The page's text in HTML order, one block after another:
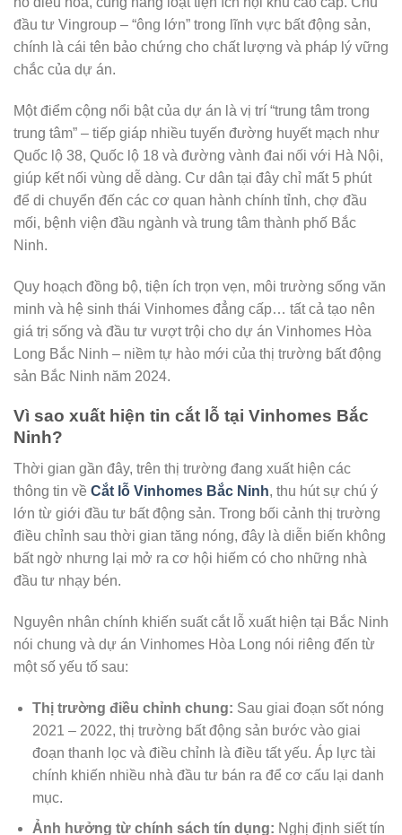
đầu tư Vingroup – “ông lớn” trong lĩnh vực bất động sản,
chính là cái tên bảo chứng cho chất lượng và pháp lý vững
chắc của dự án.
Một điểm cộng nổi bật của dự án là vị trí “trung tâm trong
trung tâm” – tiếp giáp nhiều tuyến đường huyết mạch như
Quốc lộ 38, Quốc lộ 18 và đường vành đai nối với Hà Nội,
giúp kết nối vùng dễ dàng. Cư dân tại đây chỉ mất 5 phút
để di chuyển đến các cơ quan hành chính tỉnh, chợ đầu
mối, bệnh viện đầu ngành và trung tâm thành phố Bắc
Ninh.
Quy hoạch đồng bộ, tiện ích trọn vẹn, môi trường sống văn
minh và hệ sinh thái Vinhomes đẳng cấp… tất cả tạo nên
giá trị sống và đầu tư vượt trội cho dự án Vinhomes Hòa
Long Bắc Ninh – niềm tự hào mới của thị trường bất động
sản Bắc Ninh năm 2024.
Vì sao xuất hiện tin cắt lỗ tại Vinhomes Bắc
Ninh?
Thời gian gần đây, trên thị trường đang xuất hiện các
thông tin về Cắt lỗ Vinhomes Bắc Ninh, thu hút sự chú ý
lớn từ giới đầu tư bất động sản. Trong bối cảnh thị trường
điều chỉnh sau thời gian tăng nóng, đây là diễn biến không
bất ngờ nhưng lại mở ra cơ hội hiếm có cho những nhà
đầu tư nhạy bén.
Nguyên nhân chính khiến suất cắt lỗ xuất hiện tại Bắc Ninh
nói chung và dự án Vinhomes Hòa Long nói riêng đến từ
một số yếu tố sau:
Thị trường điều chỉnh chung: Sau giai đoạn sốt nóng
2021 – 2022, thị trường bất động sản bước vào giai
đoạn thanh lọc và điều chỉnh là điều tất yếu. Áp lực tài
chính khiến nhiều nhà đầu tư bán ra để cơ cấu lại danh
mục.
Ảnh hưởng từ chính sách tín dụng: Nghị định siết tín